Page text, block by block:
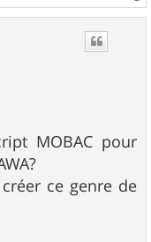
a
MOBAC pour
ce genre de